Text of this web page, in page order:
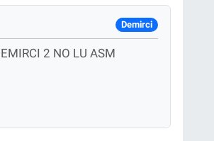
Demirci
2 NO LU ASM